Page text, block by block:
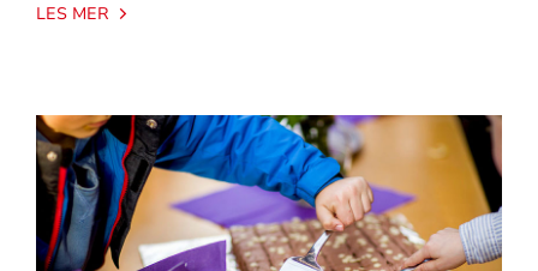
LES MER